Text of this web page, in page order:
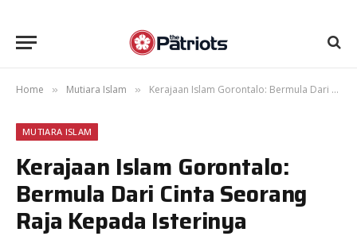
Home » Mutiara Islam » Kerajaan Islam Gorontalo: Bermula Dari Cinta Seorang Raja Kepada Isterinya
MUTIARA ISLAM
Kerajaan Islam Gorontalo:
Bermula Dari Cinta Seorang
Raja Kepada Isterinya